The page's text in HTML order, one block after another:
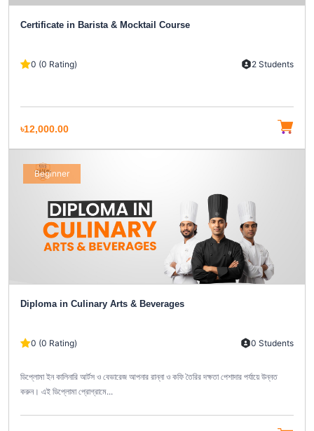
Certificate in Barista & Mocktail Course
0 (0 Rating) 2 Students
৳12,000.00
Beginner
Diploma in Culinary Arts & Beverages
0 (0 Rating) 0 Students
ডিপ্লোমা ইন কালিনারি আর্টস ও বেভারেজ আপনার রান্না ও কফি তৈরির দক্ষতা পেশাদার পর্যায়ে উন্নত
করুন। এই ডিপ্লোমা প্রোগ্রামে...